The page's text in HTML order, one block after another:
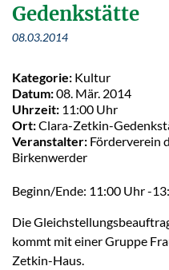
Gedenkstätte
08.03.2014
Kategorie: Kultur
Datum:08. Mär. 2014
Uhrzeit: 11:00 Uhr
Ort:Clara-Zetkin-
Veranstalter: Förderverein
Birkenwerder
Beginn/Ende: 11:00 Uhr -
Die
kommt mit einer Gruppe
Zetkin-Haus.